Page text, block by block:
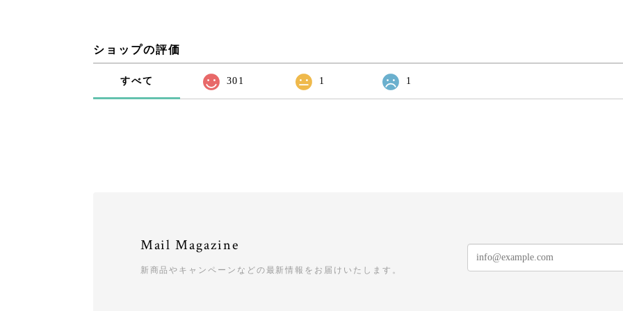
ショップの評価
すべて 301 1 1
Mail Magazine
新商品やキャンペーンなどの最新情報をお届けいたします。